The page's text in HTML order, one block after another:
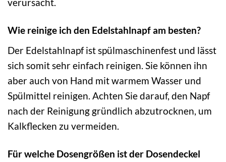
verursacht.
Wie reinige ich den Edelstahlnapf am besten?
Der Edelstahlnapf ist spülmaschinenfest und lässt
sich somit sehr einfach reinigen. Sie können ihn
aber auch von Hand mit warmem Wasser und
Spülmittel reinigen. Achten Sie darauf, den Napf
nach der Reinigung gründlich abzutrocknen, um
Kalkflecken zu vermeiden.
Für welche Dosengrößen ist der Dosendeckel